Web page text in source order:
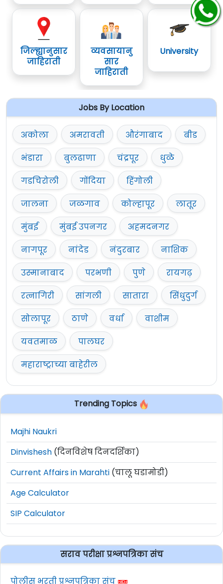
जिल्ह्यानुसार
जाहिराती
व्यवसायानु
सार
जाहिराती
University
Jobs By Location
अकोला अमरावती औरंगाबाद
बीड
भंडारा
बुलढाणा चंद्रपूर
धुळे
गडचिरोली
गोंदिया
हिंगोली
जालना
जळगाव कोल्हापूर
लातूर
मुंबई
मुंबई उपनगर
अहमदनगर
नागपूर
नांदेड नंदुरबार
नाशिक
उस्मानाबाद
परभणी पुणे
रायगढ़
रत्नागिरी
सांगली सातारा
सिंधुदुर्ग
सोलापूर
ठाणे वर्धा
वाशीम
यवतमाळ
पालघर
महाराष्ट्राच्या बाहेरील
Trending Topics
Majhi Naukri
Dinvishesh (दिनविशेष दिनदर्शिका)
Current Affairs in Marahti (चालू घडामोडी)
Age Calculator
SIP Calculator
सराव परीक्षा प्रश्नपत्रिका संच
पोलीस भरती प्रश्नपत्रिका संच